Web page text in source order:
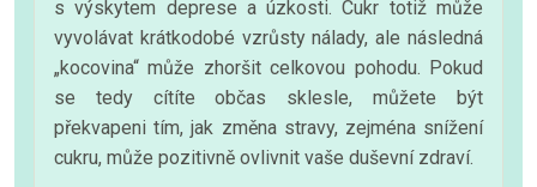
s výskytem deprese a úzkosti. Cukr totiž může
vyvolávat krátkodobé vzrůsty nálady, ale následná
„kocovina“ může zhoršit celkovou pohodu. Pokud
se tedy cítíte občas sklesle, můžete být
překvapeni tím, jak změna stravy, zejména snížení
cukru, může pozitivně ovlivnit vaše duševní zdraví.